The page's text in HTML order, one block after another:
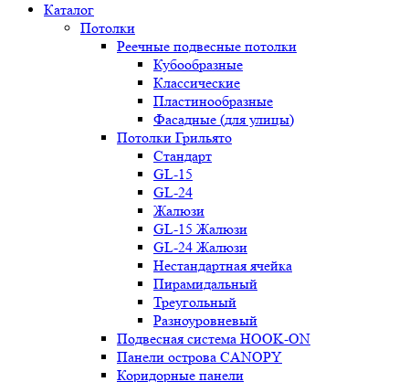
Каталог
Потолки
Реечные подвесные потолки
Кубообразные
Классические
Пластинообразные
Фасадные (для улицы)
Потолки Грильято
Стандарт
GL-15
GL-24
Жалюзи
GL-15 Жалюзи
GL-24 Жалюзи
Нестандартная ячейка
Пирамидальный
Треугольный
Разноуровневый
Подвесная система HOOK-ON
Панели острова CANOPY
Коридорные панели